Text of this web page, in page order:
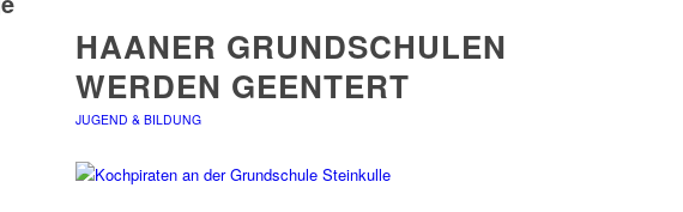
HAANER GRUNDSCHULEN
WERDEN GEENTERT
JUGEND & BILDUNG